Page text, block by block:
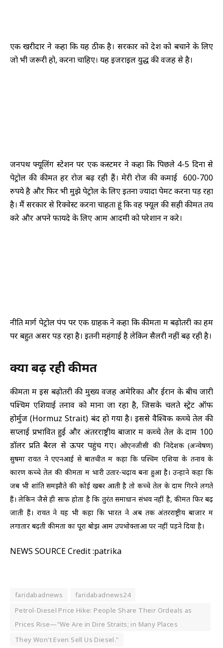
एक खरीदार ने कहा कि यह ठीक है। सरकार को देश को बचाने के लिए
जो भी जरूरी हो, करना चाहिए। यह इजराइल युद्ध की वजह से है।
जनपथ फ्यूलिंग स्टेशन पर एक कस्टमर ने कहा कि पिछले 4-5 दिनों से
पेट्रोल की कीमतें हर रोज बढ़ रही हैं। मेरी रोज की कमाई 600-700
रुपये है और फिर भी मुझे पेट्रोल के लिए इतना ज्यादा पेमेंट करना पड़ रहा
है। मैं सरकार से रिक्वेस्ट करना चाहता हूं कि वह फ्यूल की सही कीमतें तय
करे और अपने फायदे के लिए आम आदमी को परेशान न करे।
नीति मार्ग पेट्रोल पंप पर एक ग्राहक ने कहा कि कीमतों में बढ़ोतरी का हम
पर बहुत असर पड़ रहा है। इतनी महंगाई है लेकिन सैलरी नहीं बढ़ रही है।
क्यों बढ़ रही कीमत
कीमतों में इस बढ़ोतरी की मुख्य वजह अमेरिका और ईरान के बीच जारी
पश्चिम एशियाई तनाव को माना जा रहा है, जिसके चलते स्ट्रेट ऑफ
होर्मुज (Hormuz Strait) बंद हो गया है। इससे वैश्विक कच्चे तेल की
सप्लाई प्रभावित हुई और अंतरराष्ट्रीय बाजार में कच्चे तेल के दाम 100
डॉलर प्रति बैरल से ऊपर पहुंच गए।ओएनजीसी की निदेशक (अन्वेषण)
सुषमा रावत ने एएनआई से बातचीत में कहा कि पश्चिम एशिया के तनाव के
कारण कच्चे तेल की कीमतों में भारी उतार-चढ़ाव बना हुआ है।उन्होंने कहा कि
जब भी शांति समझौते की कोई खबर आती है तो कच्चे तेल के दाम गिरने लगते
हैं। लेकिन जैसे ही साफ होता है कि तुरंत समाधान संभव नहीं है, कीमतें फिर बढ़
जाती हैं। रावत ने यह भी कहा कि भारत ने अब तक अंतरराष्ट्रीय बाजार में
लगातार बढ़ती कीमतों का पूरा बोझ आम उपभोक्ताओं पर नहीं पड़ने दिया है।
NEWS SOURCE Credit :patrika
faridabadnews
faridabadnews24
Petrol-Diesel Price Hike: People Share Their Ordeals as
Prices Rise—"We Are in Dire Straits; in Many Places
They Won't Even Sell Us Diesel."